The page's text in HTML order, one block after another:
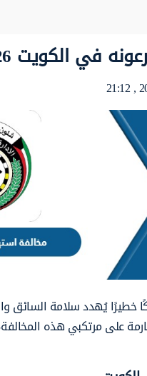
في الكويت 2026
خطيرًا يُهدد سلامة السائق
على مرتكبي هذه